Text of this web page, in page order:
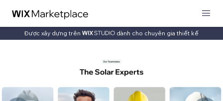
Được xây dựng trên dành cho chuyên gia thiết kế